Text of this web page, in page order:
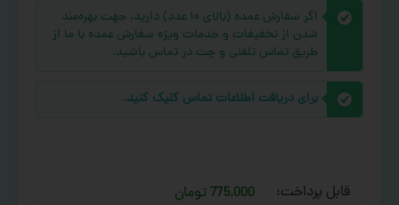
اگر سفارش عمده (بالای ۱۰ عدد) دارید، جهت بهره‌مند
شدن از تخفیفات و خدمات ویژه سفارش عمده با ما از
طریق تماس تلفنی و چت در تماس باشید.
برای دریافت اطلاعات تماس کلیک کنید.
قابل پرداخت: 775,000 تومان